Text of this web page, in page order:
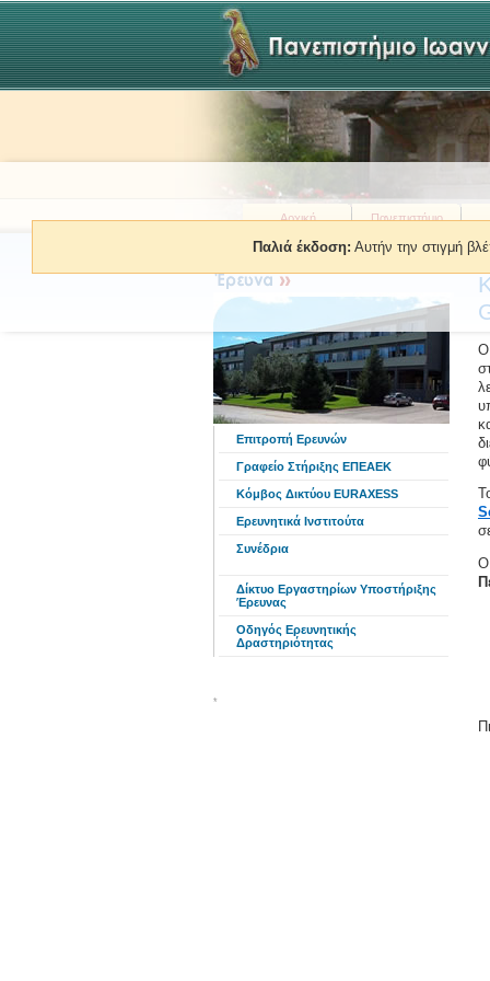
Παλιά έκδοση: Αυτήν την στιγμή
Αρχική Πανεπιστήμιο
Ο
Ο
Επιτροπή Ερευνών
Γραφείο Στήριξης ΕΠΕΑΕΚ
Κόμβος Δικτύου EURAXESS
Ερευνητικά Ινστιτούτα
Συνέδρια
Δίκτυο Εργαστηρίων Υποστήριξης
Έρευνας
Οδηγός Ερευνητικής
Δραστηριότητας
*